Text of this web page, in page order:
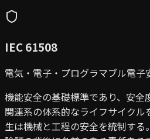
IEC 61508
電気・電子・プログラマブル電子
機能安全の基礎標準であり、安全
関連系の体系的なライフサイク
生は機械と工程の安全を統制す